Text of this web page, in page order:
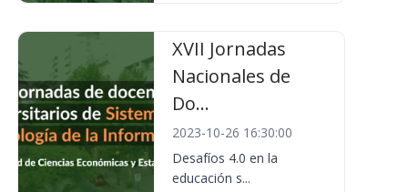
XVII Jornadas
Nacionales de
Do...
2023-10-26 16:30:00
Desafíos 4.0 en la
educación s...